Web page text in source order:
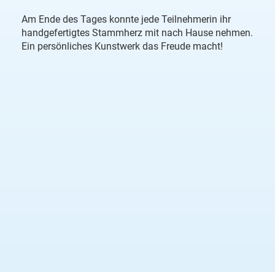
Am Ende des Tages konnte jede Teilnehmerin ihr
handgefertigtes Stammherz mit nach Hause nehmen.
Ein persönliches Kunstwerk das Freude macht!